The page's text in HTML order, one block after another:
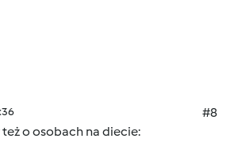
#8
o osobach na diecie: